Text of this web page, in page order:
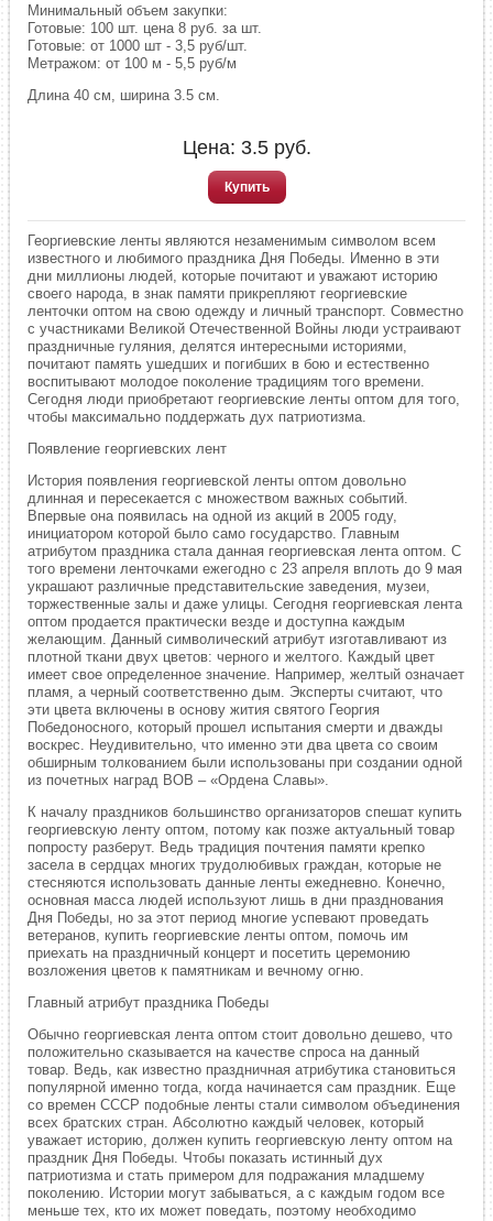
Минимальный объем закупки:
Готовые: 100 шт. цена 8 руб. за шт.
Готовые: от 1000 шт - 3,5 руб/шт.
Метражом: от 100 м - 5,5 руб/м
Длина 40 см, ширина 3.5 см.
Цена: 3.5руб.
Купить
Георгиевские ленты являются незаменимым символом всем
известного и любимого праздника Дня Победы. Именно в эти
дни миллионы людей, которые почитают и уважают историю
своего народа, в знак памяти прикрепляют георгиевские
ленточки оптом на свою одежду и личный транспорт. Совместно
с участниками Великой Отечественной Войны люди устраивают
праздничные гуляния, делятся интересными историями,
почитают память ушедших и погибших в бою и естественно
воспитывают молодое поколение традициям того времени.
Сегодня люди приобретают георгиевские ленты оптом для того,
чтобы максимально поддержать дух патриотизма.
Появление георгиевских лент
История появления георгиевской ленты оптом довольно
длинная и пересекается с множеством важных событий.
Впервые она появилась на одной из акций в 2005 году,
инициатором которой было само государство. Главным
атрибутом праздника стала данная георгиевская лента оптом. С
того времени ленточками ежегодно с 23 апреля вплоть до 9 мая
украшают различные представительские заведения, музеи,
торжественные залы и даже улицы. Сегодня георгиевская лента
оптом продается практически везде и доступна каждым
желающим. Данный символический атрибут изготавливают из
плотной ткани двух цветов: черного и желтого. Каждый цвет
имеет свое определенное значение. Например, желтый означает
пламя, а черный соответственно дым. Эксперты считают, что
эти цвета включены в основу жития святого Георгия
Победоносного, который прошел испытания смерти и дважды
воскрес. Неудивительно, что именно эти два цвета со своим
обширным толкованием были использованы при создании одной
из почетных наград ВОВ – «Ордена Славы».
К началу праздников большинство организаторов спешат купить
георгиевскую ленту оптом, потому как позже актуальный товар
попросту разберут. Ведь традиция почтения памяти крепко
засела в сердцах многих трудолюбивых граждан, которые не
стесняются использовать данные ленты ежедневно. Конечно,
основная масса людей используют лишь в дни празднования
Дня Победы, но за этот период многие успевают проведать
ветеранов, купить георгиевские ленты оптом, помочь им
приехать на праздничный концерт и посетить церемонию
возложения цветов к памятникам и вечному огню.
Главный атрибут праздника Победы
Обычно георгиевская лента оптом стоит довольно дешево, что
положительно сказывается на качестве спроса на данный
товар. Ведь, как известно праздничная атрибутика становиться
популярной именно тогда, когда начинается сам праздник. Еще
со времен СССР подобные ленты стали символом объединения
всех братских стран. Абсолютно каждый человек, который
уважает историю, должен купить георгиевскую ленту оптом на
праздник Дня Победы. Чтобы показать истинный дух
патриотизма и стать примером для подражания младшему
поколению. Истории могут забываться, а с каждым годом все
меньше тех, кто их может поведать, поэтому необходимо